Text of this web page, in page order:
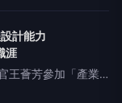
勞
設計能力
涯
王薈芳參加「產業
，助攻第二春